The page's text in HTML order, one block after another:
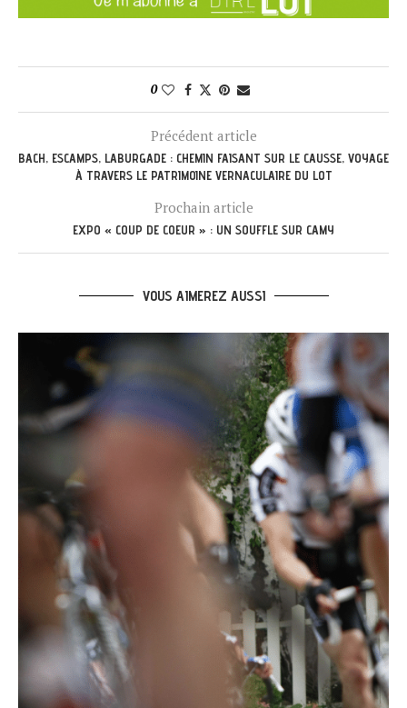
0
Précédent article
BACH, ESCAMPS, LABURGADE : CHEMIN FAISANT SUR LE CAUSSE, VOYAGE
À TRAVERS LE PATRIMOINE VERNACULAIRE DU LOT
Prochain article
EXPO « COUP DE COEUR » : UN SOUFFLE SUR CAMY
VOUS AIMEREZ AUSSI